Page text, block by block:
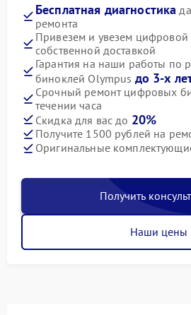
Бесплатная диагностика
ремонта
Привезем и увезем цифровой
собственной доставкой
Гарантия на наши работы по
биноклей Olympus до 3-х
Срочный ремонт цифровых
течении часа
Скидка для вас до 20%
Получите 1500 рублей на
Оригинальные
Получить
Наши цены